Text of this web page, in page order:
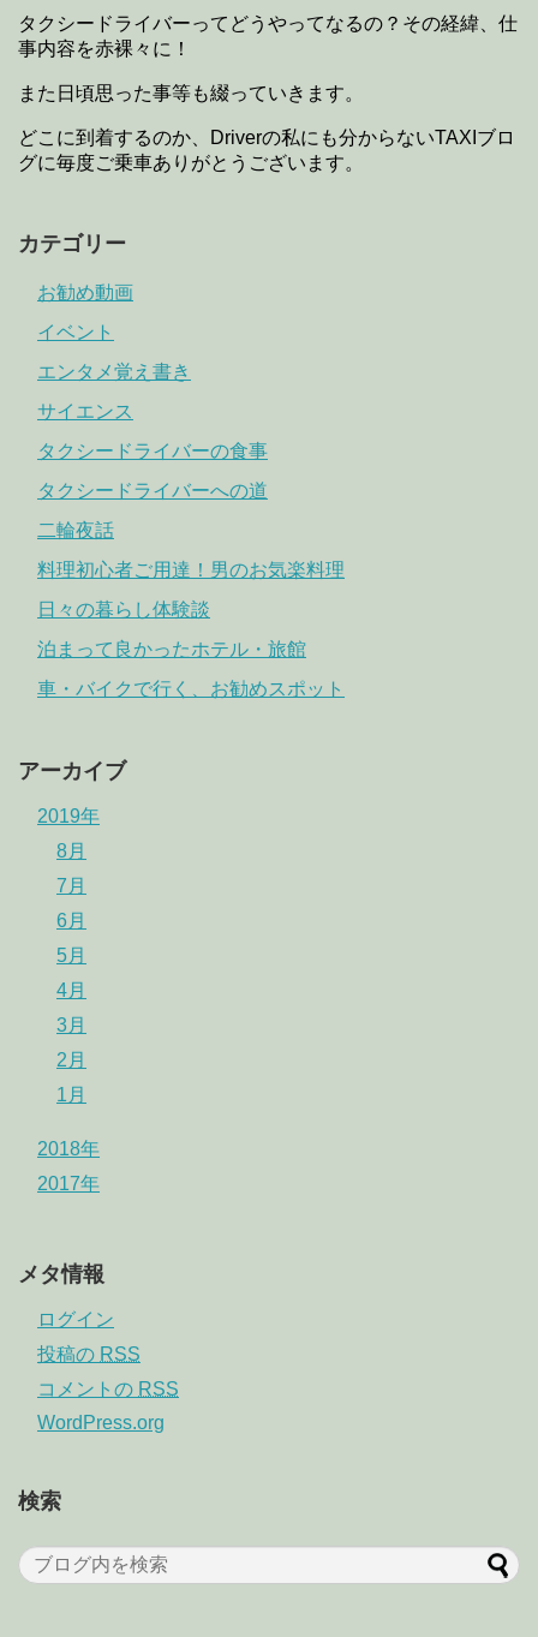
タクシードライバーってどうやってなるの？その経緯、仕
事内容を赤裸々に！
また日頃思った事等も綴っていきます。
どこに到着するのか、Driverの私にも分からないTAXIブロ
グに毎度ご乗車ありがとうございます。
カテゴリー
お勧め動画
イベント
エンタメ覚え書き
サイエンス
タクシードライバーの食事
タクシードライバーへの道
二輪夜話
料理初心者ご用達！男のお気楽料理
日々の暮らし体験談
泊まって良かったホテル・旅館
車・バイクで行く、お勧めスポット
アーカイブ
2019年
8月
7月
6月
5月
4月
3月
2月
1月
2018年
2017年
メタ情報
ログイン
投稿の RSS
コメントの RSS
WordPress.org
検索